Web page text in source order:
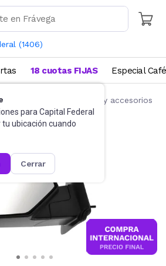
(1406)
para Capital Federal
tu ubicación cuando
cerrar
18 cuotas FIJAS Especial Café
y motos Repuestos y accesorios